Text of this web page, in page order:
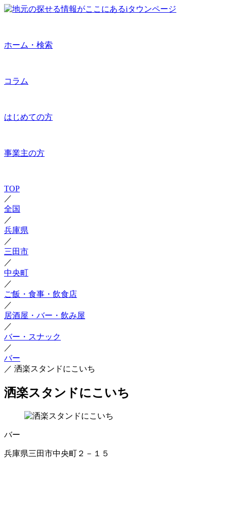
ホーム・検索
コラム
はじめての方
事業主の方
TOP
／
全国
／
兵庫県
／
三田市
／
中央町
／
ご飯・食事・飲食店
／
居酒屋・バー・飲み屋
／
バー・スナック
／
バー
／ 洒楽スタンドにこいち
洒楽スタンドにこいち
バー
兵庫県三田市中央町２－１５